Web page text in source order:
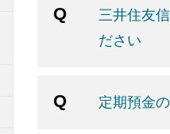
三井住友
ださい
定期預金